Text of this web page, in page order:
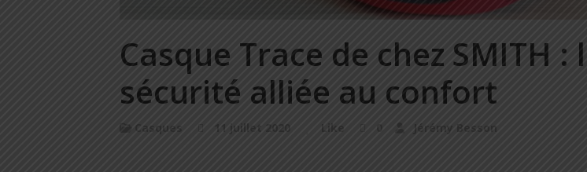
Casque Trace de chez SMITH :
sécurité alliée au confort
Casques 11 juillet 2020 Like 0 Jérémy Besson